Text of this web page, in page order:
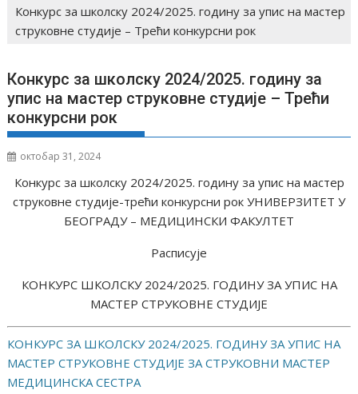
Конкурс за школску 2024/⁠⁠2025. годину за упис на мастер
струковне студије – ⁠Трећи конкурсни рок
Конкурс за школску 2024/⁠⁠2025. годину за
упис на мастер струковне студије – ⁠Трећи
конкурсни рок
октобар 31, 2024
Конкурс за школску 2024/⁠⁠2025. годину за упис на мастер
струковне студије-⁠трећи конкурсни рок УНИВЕРЗИТЕТ У
БЕОГРАДУ – МЕДИЦИНСКИ ФАКУЛТЕТ
Расписује
КОНКУРС ШКОЛСКУ 2024/⁠⁠2025. ГОДИНУ ЗА УПИС НА
МАСТЕР СТРУКОВНЕ СТУДИЈЕ
КОНКУРС ЗА ШКОЛСКУ 2024/⁠2025. ГОДИНУ ЗА УПИС НА
МАСТЕР СТРУКОВНЕ СТУДИЈЕ ЗА СТРУКОВНИ МАСТЕР
МЕДИЦИНСКА СЕСТРА